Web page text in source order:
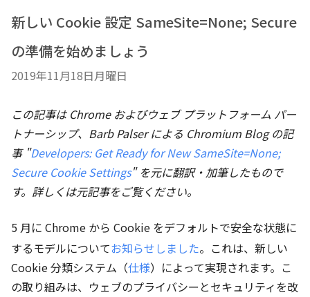
新しい Cookie 設定 SameSite=None; Secure
の準備を始めましょう
2019年11月18日月曜日
この記事は Chrome およびウェブ プラットフォーム パー
トナーシップ、Barb Palser による Chromium Blog の記
事 "Developers: Get Ready for New SameSite=None;
Secure Cookie Settings" を元に翻訳・加筆したもので
す。詳しくは元記事をご覧ください。
5 月に Chrome から Cookie をデフォルトで安全な状態に
するモデルについてお知らせしました。これは、新しい
Cookie 分類システム（仕様）によって実現されます。こ
の取り組みは、ウェブのプライバシーとセキュリティを改